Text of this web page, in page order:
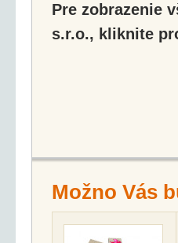
Pre zobrazenie
s.r.o., kliknite
Možno Vás